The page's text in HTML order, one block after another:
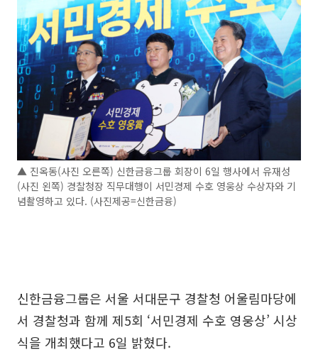
▲ 진옥동(사진 오른쪽) 신한금융그룹 회장이 6일 행사에서 유재성
(사진 왼쪽) 경찰청장 직무대행이 서민경제 수호 영웅상 수상자와 기
념촬영하고 있다. (사진제공=신한금융)
신한금융그룹은 서울 서대문구 경찰청 어울림마당에
서 경찰청과 함께 제5회 ‘서민경제 수호 영웅상’ 시상
식을 개최했다고 6일 밝혔다.